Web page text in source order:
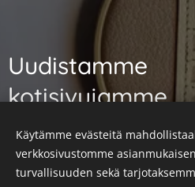
Uudistamme
kotisivujamme..
Käytämme evästeitä
verkkosivustomme
turvallisuuden sekä